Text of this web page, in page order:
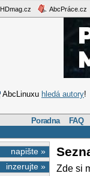
HDmag.cz AbcPráce.cz
AbcLinuxu hledá autory!
Poradna FAQ
napište »
inzerujte »
Zde si